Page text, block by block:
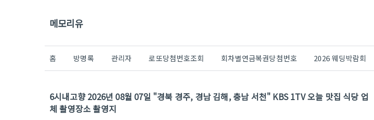
메모리유
홈 방명록 관리자 로또당첨번호조회 회차별연금복권당첨번호 2026 웨딩박람회
6시내고향 2026년 08월 07일 "경북 경주, 경남 김해, 충남 서천" KBS 1TV 오늘 맛집 식당 업
체 촬영장소 촬영지